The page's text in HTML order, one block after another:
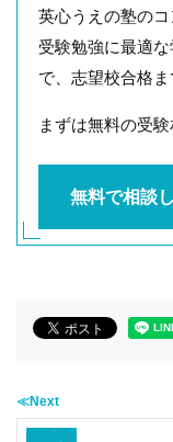
英心うえの塾の
受験勉強に最適
で、志望校合格
まずは無料の受
無料で相談
≪Next